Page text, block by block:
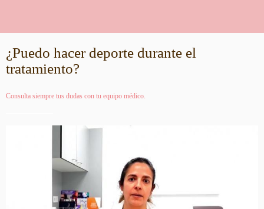
¿Puedo hacer deporte durante el
tratamiento?
Consulta siempre tus dudas con tu equipo médico.